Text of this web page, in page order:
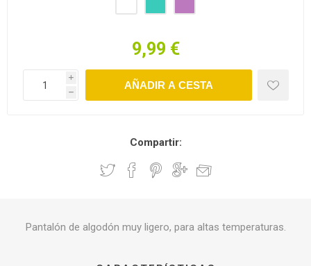
9,99 €
i
h
Compartir:
Pantalón de algodón muy ligero, para altas temperaturas.